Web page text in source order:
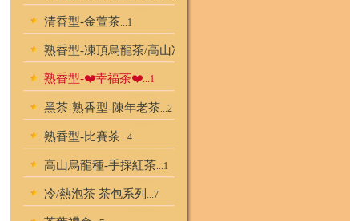
清香型-金萱茶 ...1
熟香型-凍頂烏龍茶/高山凍頂/炭焙烏龍
熟香型-❤️幸福茶❤️ ...1
黑茶-熟香型-陳年老茶 ...2
熟香型-比賽茶 ...4
高山烏龍種-手採紅茶 ...1
冷/熱泡茶 茶包系列 ...7